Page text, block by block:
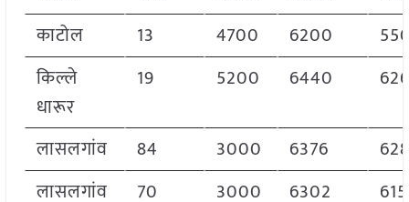
काटोल
13 4700 6200
किल्ले
धारूर
19 5200 6440
लासलगांव 84 3000 6376
लासलगांव
70 3000 6302